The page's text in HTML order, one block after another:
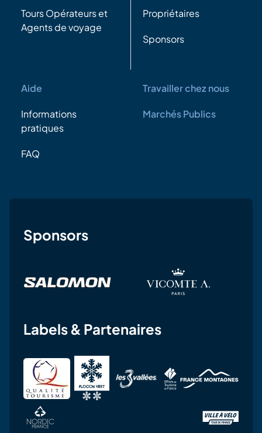
Tours Opérateurs et
Agents de voyage
Propriétaires
Sponsors
Aide
Informations
pratiques
FAQ
Travailler chez nous
Marchés Publics
Sponsors
Labels & Partenaires